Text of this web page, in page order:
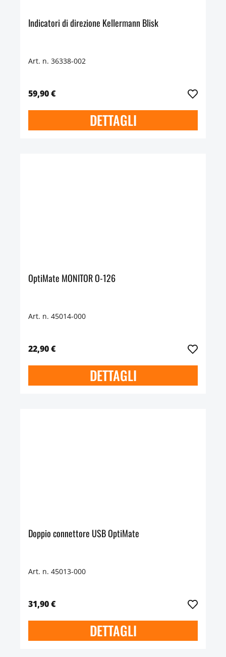
Indicatori di direzione Kellermann Blisk
Art. n. 36338-002
59,90 €
DETTAGLI
OptiMate MONITOR O-126
Art. n. 45014-000
22,90 €
DETTAGLI
Doppio connettore USB OptiMate
Art. n. 45013-000
31,90 €
DETTAGLI